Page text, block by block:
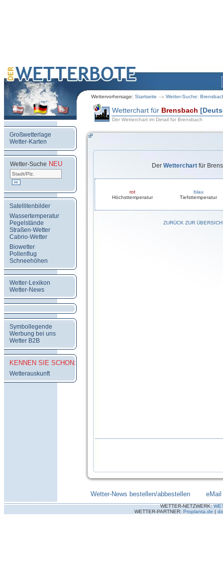
Wettervorhersage: Startseite Wetter-Suche:
Großwetterlage
Wetter-Karten
Wetter-Suche NEU
Satellitenbilder
Wassertemperatur
Pegelstände
Straßen-Wetter
Cabrio-Wetter
Biowetter
Pollenflug
Schneehöhen
Wetter-Lexikon
Wetter-News
Symbollegende
Werbung bei uns
Wetter B2B
KENNEN SIE SCHON:
Wetterauskunft
Wetterchart für Brensbach
Der Wetterchart im Detail für Brensbach
Der Wetterchart für
rot
Höchsttemperatur
blau
Tiefsttemperatur
ZURÜCK ZUR
Wetter-News bestellen/abbestellen eMail
WETTER-NETZWERK:
WETTER-PARTNER: Proplanta.de |